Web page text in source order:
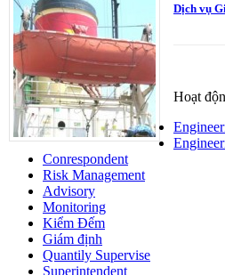
Dịch vụ
Hoạt
Conrespondent
Risk Management
Advisory
Monitoring
Kiểm Đếm
Giám định
Quantily Supervise
Superintendent